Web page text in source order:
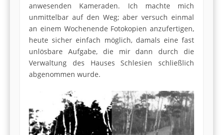
anwesenden Kameraden. Ich machte mich
unmittelbar auf den Weg; aber versuch einmal
an einem Wochenende Fotokopien anzufertigen,
heute sicher einfach möglich, damals eine fast
unlösbare Aufgabe, die mir dann durch die
Verwaltung des Hauses Schlesien schließlich
abgenommen wurde.